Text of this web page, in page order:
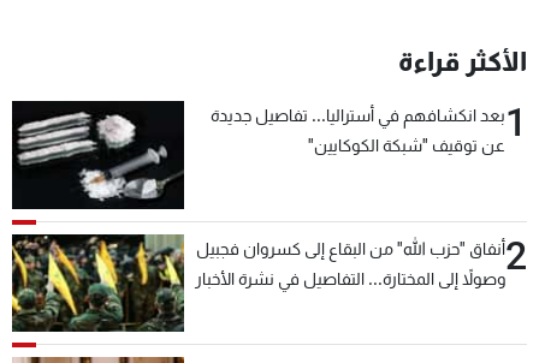
الأكثر قراءة
1بعد انكشافهم في أستراليا... تفاصيل جديدة
عن توقيف "شبكة الكوكايين"
2أنفاق "حزب الله" من البقاع إلى كسروان فجبيل
وصولاً إلى المختارة... التفاصيل في نشرة الأخبار